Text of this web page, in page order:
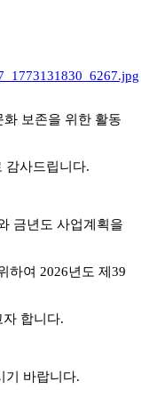
보존을 위한 활동
감사드립니다.
금년도 사업계획을
하여 2026년도 제39
자 합니다.
기 바랍니다.